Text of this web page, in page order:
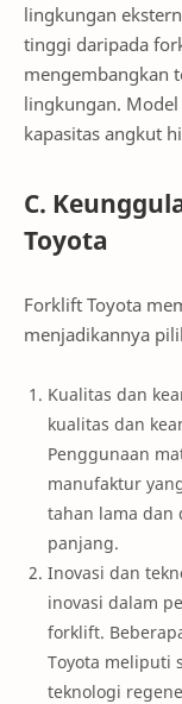
lingkungan
tinggi daripada
mengembangkan
lingkungan.
kapasitas angkut
C.
Toyota
Forklift Toyota
menjadikannya
Kualitas dan
kualitas dan
Penggunaan
manufaktur
tahan lama dan
panjang.
Inovasi dan
inovasi dalam
forklift.
Toyota meliputi
teknologi